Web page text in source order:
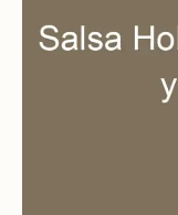
Arquitectura
Escandallos de
Glosario